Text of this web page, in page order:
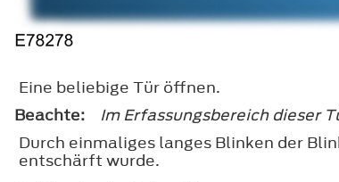
Eine beliebige Tür öffnen.
Beachte:
Im Erfassungsbereich dieser
Durch einmaliges langes Blinken der
entschärft wurde.